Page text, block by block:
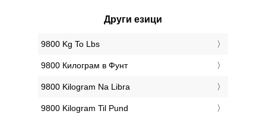
Други езици
‎9800 Kg To Lbs
‎9800 Килограм в Фунт
‎9800 Kilogram Na Libra
‎9800 Kilogram Til Pund